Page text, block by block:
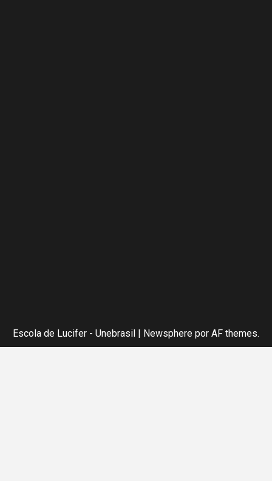
Escola de Lucifer - Unebrasil Newsphere por AF themes.